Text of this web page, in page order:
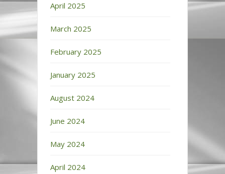
April 2025
March 2025
February 2025
January 2025
August 2024
June 2024
May 2024
April 2024